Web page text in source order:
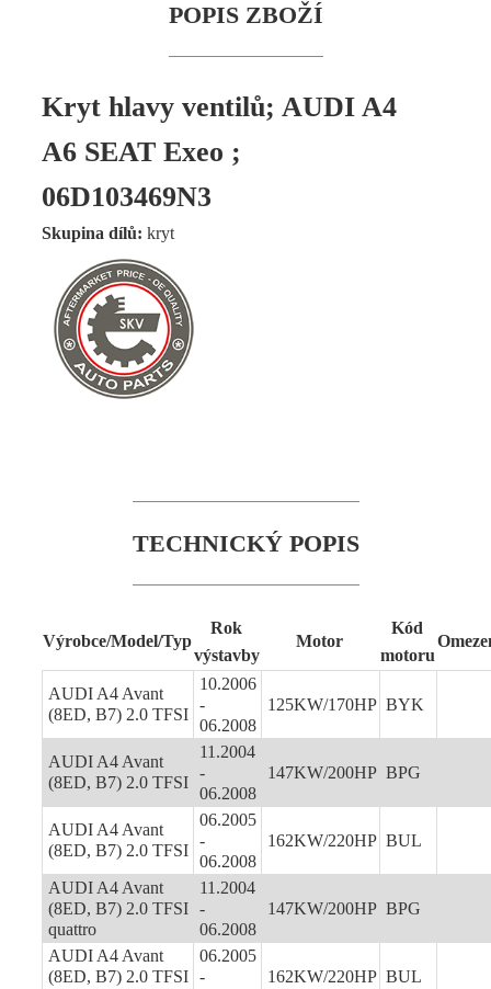
POPIS ZBOŽÍ
Kryt hlavy ventilů; AUDI A4
A6 SEAT Exeo ;
06D103469N3
Skupina dílů: kryt
TECHNICKÝ POPIS
Výrobce/Model/Typ
Rok
výstavby
Motor
Kód
motoru
AUDI A4 Avant
(8ED, B7) 2.0 TFSI
10.2006
-
06.2008
125KW/170HP BYK
AUDI A4 Avant
(8ED, B7) 2.0 TFSI
11.2004
-
06.2008
147KW/200HP BPG
AUDI A4 Avant
(8ED, B7) 2.0 TFSI
06.2005
-
06.2008
162KW/220HP BUL
AUDI A4 Avant
(8ED, B7) 2.0 TFSI
quattro
11.2004
-
06.2008
147KW/200HP BPG
AUDI A4 Avant
(8ED, B7) 2.0 TFSI
06.2005
-
162KW/220HP BUL